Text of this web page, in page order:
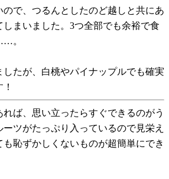
ので、つるんとしたのど越しと共にあ
しまいました。3つ全部でも余裕で食
。
たが、白桃やパイナップルでも確実
ば、思い立ったらすぐできるのがう
ツがたっぷり入っているので見栄え
も恥ずかしくないものが超簡単にでき